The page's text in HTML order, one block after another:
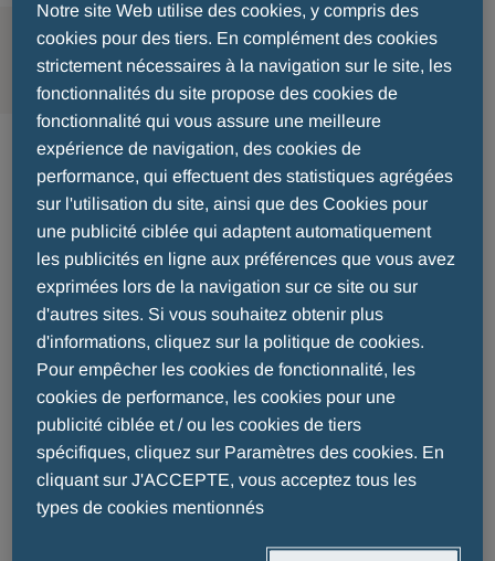
MENU
Medisch afgevaardigde -
Kempen
Menarini werft aan een medisch afgevaardigde
(M/V) voor het bezoeken van huisartsen en
specialisten van de sector Kempen.
Functieomschrijving:
U krijgt van ons een volledige opleiding om
professioneel aan de slag te gaan.
U bent in de eerste plaats verantwoordelijk
voor het ontwikkelen en promoten van onze
producten bij huisartsen en specialisten om
Notre site Web utilise des cookies, y compris des
cookies pour des tiers. En complément des cookies
strictement nécessaires à la navigation sur le site, les
fonctionnalités du site propose des cookies de
fonctionnalité qui vous assure une meilleure
expérience de navigation, des cookies de
performance, qui effectuent des statistiques agrégées
sur l'utilisation du site, ainsi que des Cookies pour
une publicité ciblée qui adaptent automatiquement
les publicités en ligne aux préférences que vous avez
exprimées lors de la navigation sur ce site ou sur
d'autres sites. Si vous souhaitez obtenir plus
d'informations, cliquez sur la politique de cookies.
Pour empêcher les cookies de fonctionnalité, les
cookies de performance, les cookies pour une
publicité ciblée et / ou les cookies de tiers
spécifiques, cliquez sur Paramètres des cookies. En
cliquant sur J'ACCEPTE, vous acceptez tous les
types de cookies mentionnés